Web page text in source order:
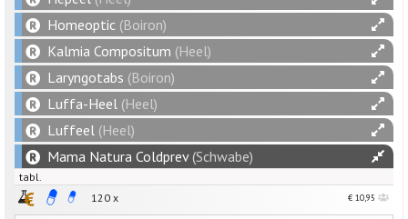
Homeoptic (Boiron)
Kalmia Compositum (Heel)
Laryngotabs (Boiron)
Luffa-Heel (Heel)
Luffeel (Heel)
Mama Natura Coldprev(Schwabe)
tabl.
120 x
€ 10,95